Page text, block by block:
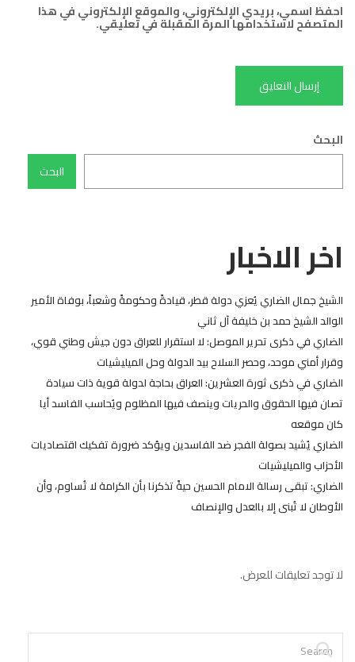
احفظ اسمي، بريدي الإلكتروني، والموقع الإلكتروني في هذا
المتصفح لاستخدامها المرة المقبلة في تعليقي.
البحث
البحث
اخر الاخبار
الشيخ جمال الضاري يُعزي دولة قطر، قيادةً وحكومةً وشعباً، بوفاة الأمير
الوالد الشيخ حمد بن خليفة آل ثاني
الضاري في ذكرى تحرير الموصل: لا استقرار للعراق دون جيش وطني قوي،
وقرار أمني موحد، وحصر السلاح بيد الدولة وحل الميليشيات
الضاري في ذكرى ثورة العشرين: العراق بحاجة لدولة قوية ذات سيادة
تصان فيها الحقوق والحريات وينصف فيها المظلوم ويُحاسب الفاسد أيا
كان موقعه
الضاري يُشيد بصولة الفجر ضد الفاسدين ويؤكد ضرورة تفكيك اقتصاديات
الأحزاب والميليشيات
الضاري: تبقى رسالة الامام الحسين حيةً تذكرنا بأن الكرامة لا تُساوم، وأن
الأوطان لا تُبنى إلا بالعدل والإنصاف
لا توجد تعليقات للعرض.